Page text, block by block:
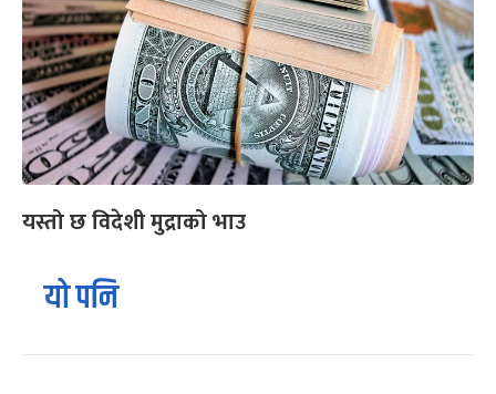
यस्तो छ विदेशी मुद्राको भाउ
यो पनि